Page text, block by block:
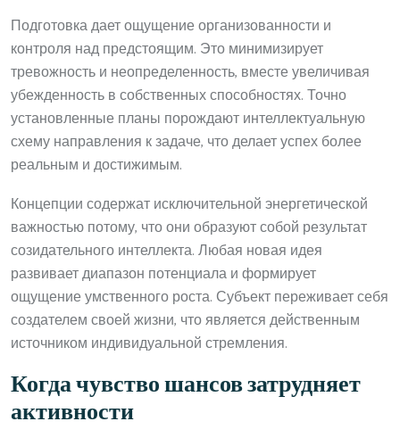
Подготовка дает ощущение организованности и
контроля над предстоящим. Это минимизирует
тревожность и неопределенность, вместе увеличивая
убежденность в собственных способностях. Точно
установленные планы порождают интеллектуальную
схему направления к задаче, что делает успех более
реальным и достижимым.
Концепции содержат исключительной энергетической
важностью потому, что они образуют собой результат
созидательного интеллекта. Любая новая идея
развивает диапазон потенциала и формирует
ощущение умственного роста. Субъект переживает себя
создателем своей жизни, что является действенным
источником индивидуальной стремления.
Когда чувство шансов затрудняет
активности